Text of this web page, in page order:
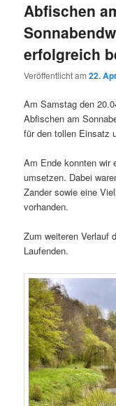
Abfischen
erfolgreich
Veröffentlicht am22.
Am Samstag den
Abfischen am
für den tollen Einsatz
Am Ende konnten wir
umsetzen. Dabei
Zander sowie eine
vorhanden.
Zum weiteren Verlauf
Laufenden.